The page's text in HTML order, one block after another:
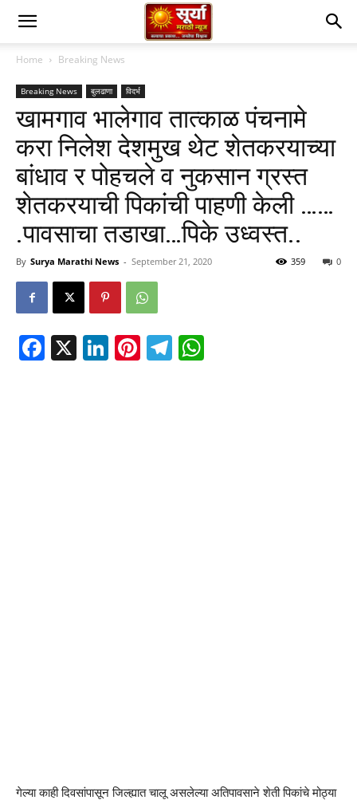
Home Breaking News
Breaking News बुलढाणा विदर्भ
खामगाव भालेगाव तात्काळ पंचनामे
करा निलेश देशमुख थेट शेतकरयाच्या
बांधाव र पोहचले व नुकसान ग्रस्त
शेतकरयाची पिकांची पाहणी केली ……
.पावसाचा तडाखा…पिके उध्वस्त..
By Surya Marathi News - September 21, 2020 0
359
Facebook
X LinkedIn
Pinterest
Telegram
गेल्या काही दिवसांपासून जिल्ह्यात चालू असलेल्या अतिपावसाने शेती पिकांचे मोठ्या